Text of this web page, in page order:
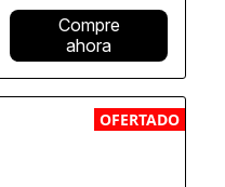
Compre
ahora
OFERTADO